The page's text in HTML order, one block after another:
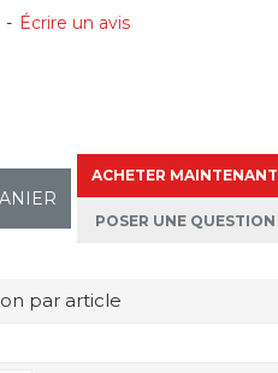
- Écrire un avis
ACHETER MAINTENANT
POSER UNE QUESTION
par article